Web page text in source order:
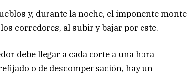
y, durante la noche, el imponente monte
corredores, al subir y bajar por este.
debe llegar a cada corte a una hora
o de descompensación, hay un